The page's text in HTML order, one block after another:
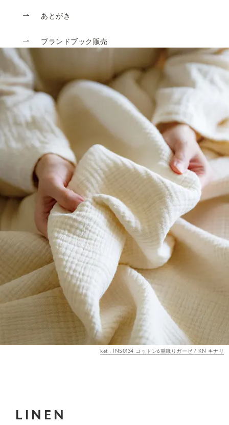
あとがき
ブランドブック販売
ket : IN50134 コットン6重織りガーゼ / KN キナリ
LINEN